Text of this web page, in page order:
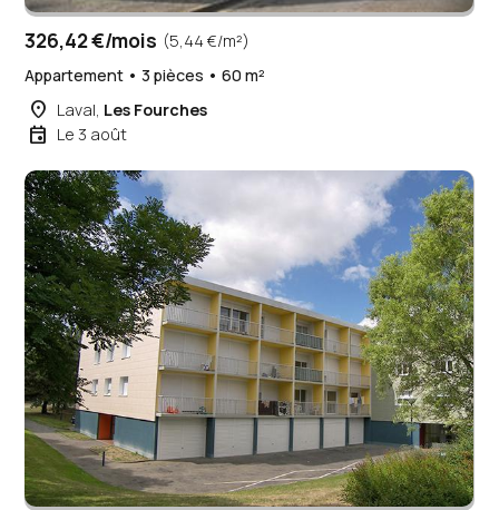
326,42 €/mois (5,44 €/m²)
Appartement • 3 pièces • 60 m²
place Laval, Les Fourches
event Le 3 août